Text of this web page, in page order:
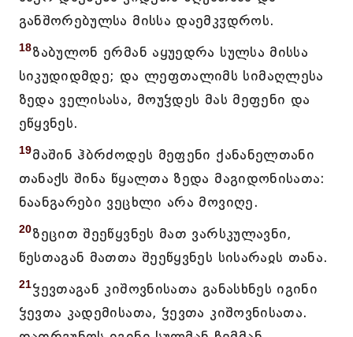
განშორებულსა მისსა დაემკჳდროს.
18ზაბულონ ერმან აყუედრა სულსა მისსა
სიკუდიდმდე; და ლეფთალიმს სიმაღლესა
ზედა ველისასა, მოუჴდეს მას მეფენი და
ეწყვნეს.
19მაშინ ჰბრძოდეს მეფენი ქანანელთანი
თანაქს შინა წყალთა ზედა მაგიდონისათა:
ნაანგარები ვეცხლი არა მოვიღე.
20ზეცით შეეწყვნეს მათ ვარსკულავნი,
წესთაგან მათთა შეეწყვნეს სისარაჲს თანა.
21ჴევთაგან კიშოვნისათა განასხნეს იგინი
ჴევთა კადემისათა, ჴევთა კიშოვნისათა.